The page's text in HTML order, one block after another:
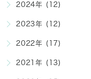
2024年 (12)
2023年 (12)
2022年 (17)
2021年 (13)